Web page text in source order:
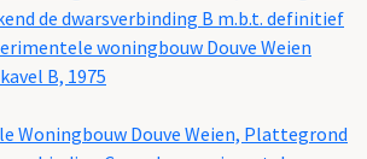
de dwarsverbinding B m.b.t. definitief
woningbouw Douve Weien
B, 1975
Woningbouw Douve Weien, Plattegrond